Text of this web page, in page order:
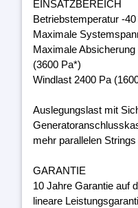
EINSATZBEREICH
Betriebstemperatur -40
Maximale
Maximale
(3600 Pa*)
Windlast 2400 Pa
Auslegungslast mit
mehr parallelen
GARANTIE
10 Jahre Garantie auf
lineare